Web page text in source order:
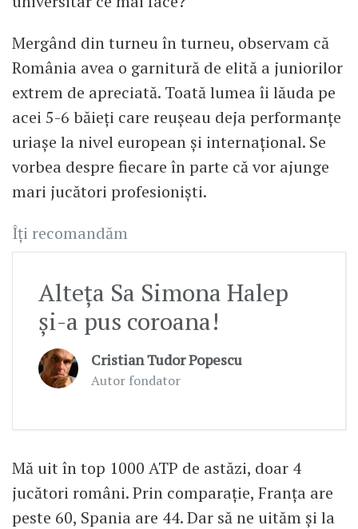
Mergând din turneu în turneu, observam că
România avea o garnitură de elită a juniorilor
extrem de apreciată. Toată lumea îi lăuda pe
acei 5-6 băieți care reușeau deja performanțe
uriașe la nivel european și internațional. Se
vorbea despre fiecare în parte că vor ajunge
mari jucători profesioniști.
Îți recomandăm
Alteța Sa Simona Halep
și-a pus coroana!
Cristian Tudor Popescu
Autor fondator
Mă uit în top 1000 ATP de astăzi, doar 4
jucători români. Prin comparație, Franța are
peste 60, Spania are 44. Dar să ne uităm și la